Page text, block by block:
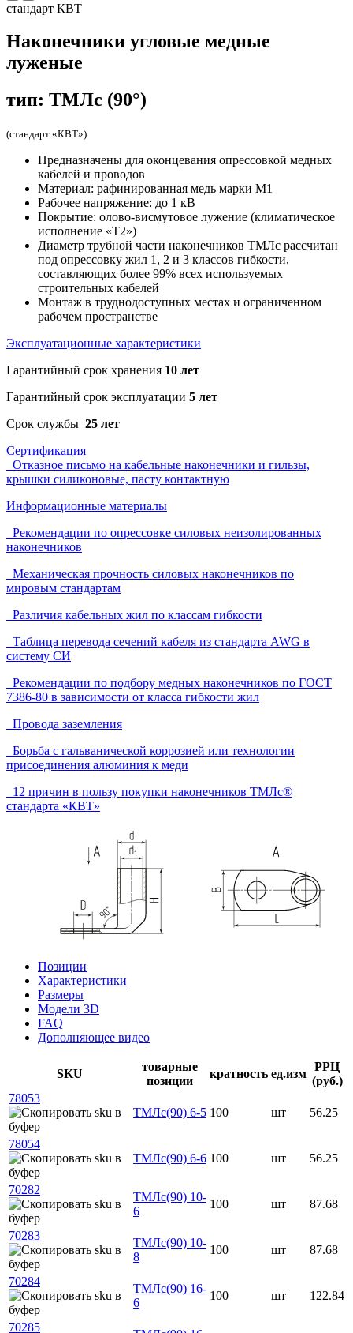
стандарт КВТ
Наконечники угловые медные
луженые
тип: ТМЛс (90°)
(стандарт «КВТ»)
Предназначены для оконцевания опрессовкой медных
кабелей и проводов
Материал: рафинированная медь марки М1
Рабочее напряжение: до 1 кВ
Покрытие: олово-висмутовое лужение (климатическое
исполнение «Т2»)
Диаметр трубной части наконечников ТМЛс рассчитан
под опрессовку жил 1, 2 и 3 классов гибкости,
составляющих более 99% всех используемых
строительных кабелей
Монтаж в труднодоступных местах и ограниченном
рабочем пространстве
Эксплуатационные характеристики
Гарантийный срок хранения 10 лет
Гарантийный срок эксплуатации 5 лет
Срок службы 25 лет
Сертификация
Отказное письмо на кабельные наконечники и гильзы,
крышки силиконовые, пасту контактную
Информационные материалы
Рекомендации по опрессовке силовых неизолированных
наконечников
Механическая прочность силовых наконечников по
мировым стандартам
Различия кабельных жил по классам гибкости
Таблица перевода сечений кабеля из стандарта AWG в
систему СИ
Рекомендации по подбору медных наконечников по ГОСТ
7386-80 в зависимости от класса гибкости жил
Провода заземления
Борьба с гальванической коррозией или технологии
присоединения алюминия к меди
12 причин в пользу покупки наконечников ТМЛс®
стандарта «КВТ»
Позиции
Характеристики
Размеры
Модели 3D
FAQ
Дополняющее видео
SKU
товарные
позиции
кратность ед.изм
РРЦ
(руб.)
78053
ТМЛс(90) 6-5 100 шт 56.25
78054
ТМЛс(90) 6-6 100 шт 56.25
70282
ТМЛс(90) 10-
6
100 шт 87.68
70283
ТМЛс(90) 10-
8
100 шт 87.68
70284
ТМЛс(90) 16-
6
100 шт 122.84
70285